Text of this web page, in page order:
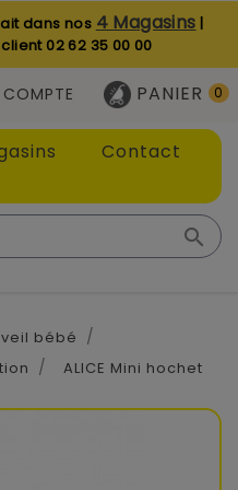
dans nos 4 Magasins |
02 62 35 00 00
PANIER 0
Contact

bébé
ALICE Mini hochet